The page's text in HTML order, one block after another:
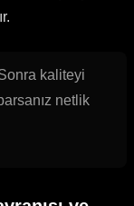
kaliteyi
netlik